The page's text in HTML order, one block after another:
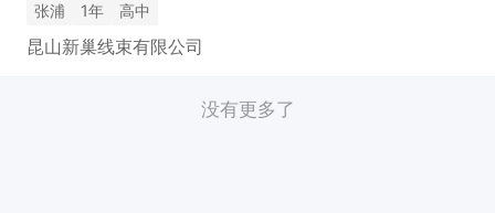
张浦 1年 高中
昆山新巢线束有限公司
没有更多了